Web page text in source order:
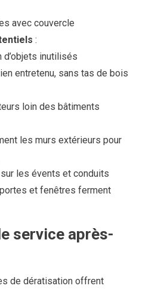
avec couvercle
:
d’objets inutilisés
entretenu, sans tas de bois
loin des bâtiments
les murs extérieurs pour
les évents et conduits
et fenêtres ferment
service après-
de dératisation offrent